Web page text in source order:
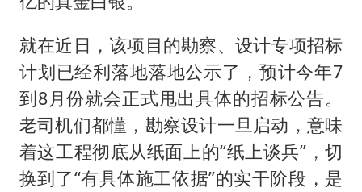
就在近日，该项目的勘察、设计专项招标
计划已经利落地落地公示了，预计今年7
到8月份就会正式甩出具体的招标公告。
老司机们都懂，勘察设计一旦启动，意味
着这工程彻底从纸面上的“纸上谈兵”，切
换到了“有具体施工依据”的实干阶段，是